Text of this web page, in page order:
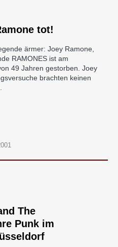
tot!
ärmer: Joey Ramone,
RAMONES ist am
49 Jahren gestorben. Joey
brachten keinen
The
Punk im